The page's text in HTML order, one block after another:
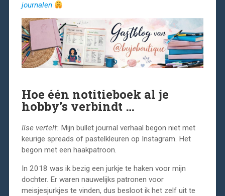
journalen
Hoe één notitieboek al je
hobby’s verbindt…
Ilse vertelt: Mijn bullet journal verhaal begon niet met
keurige spreads of pastelkleuren op Instagram. Het
begon met een haakpatroon.
In 2018 was ik bezig een jurkje te haken voor mijn
dochter. Er waren nauwelijks patronen voor
meisjesjurkjes te vinden, dus besloot ik het zelf uit te